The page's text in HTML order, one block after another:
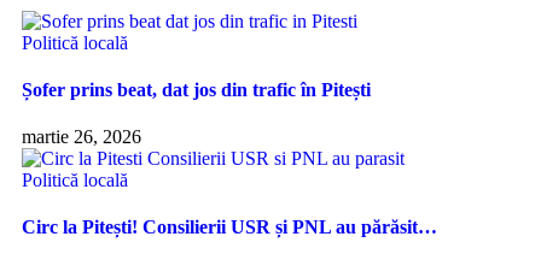
Politică locală
Șofer prins beat, dat jos din trafic în Pitești
martie 26, 2026
Politică locală
Circ la Pitești! Consilierii USR și PNL au părăsit…